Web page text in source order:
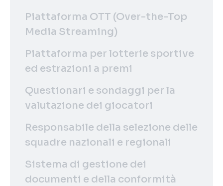
Piattaforma OTT (Over-the-Top
Media Streaming)
Piattaforma per lotterie sportive
ed estrazioni a premi
Questionari e sondaggi per la
valutazione dei giocatori
Responsabile della selezione delle
squadre nazionali e regionali
Sistema di gestione dei
documenti e della conformità